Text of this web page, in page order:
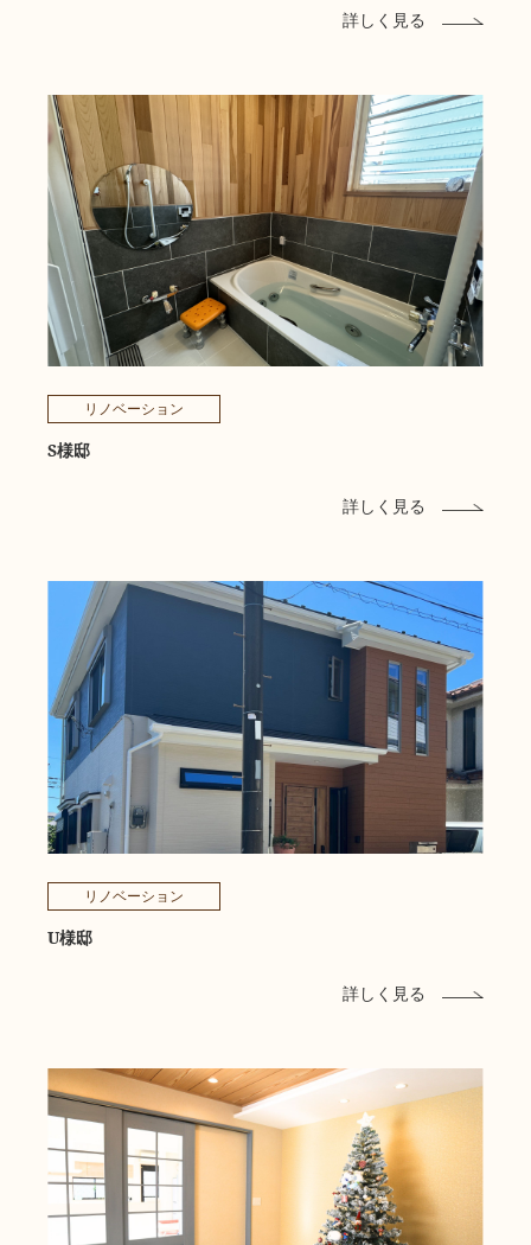
詳しく見る
リノベーション
S様邸
詳しく見る
リノベーション
U様邸
詳しく見る